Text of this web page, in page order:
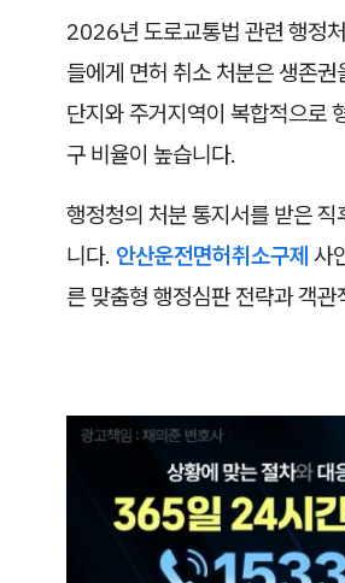
2026년 도로교통법 관련 행정
들에게 면허 취소 처분은 생존
단지와 주거지역이 복합적으로
구 비율이 높습니다.
행정청의 처분 통지서를 받은
니다. 안산운전면허취소구제 사
른 맞춤형 행정심판 전략과 객